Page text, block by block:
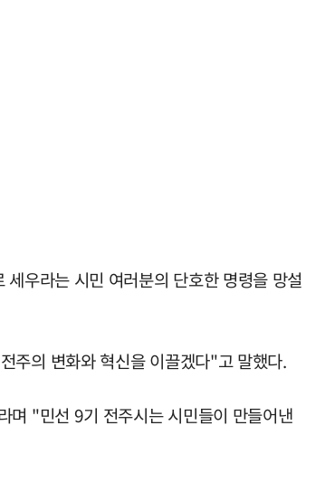
우라는 시민 여러분의 단호한 명령을 망설
주의 변화와 혁신을 이끌겠다"고 말했다.
며 "민선 9기 전주시는 시민들이 만들어낸